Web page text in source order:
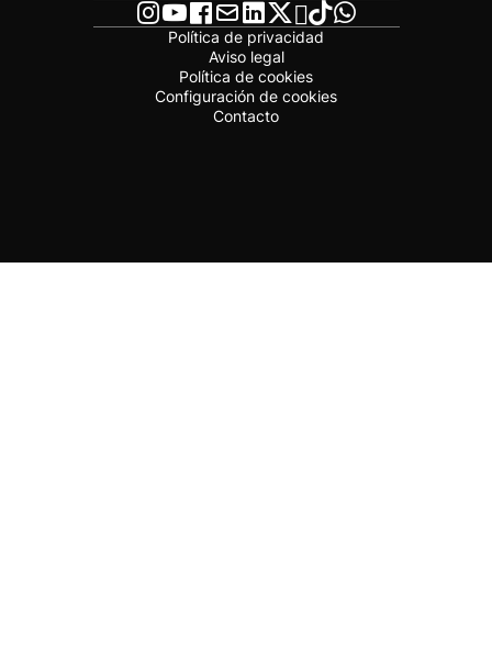
Política de privacidad
Aviso legal
Política de cookies
Configuración de cookies
Contacto